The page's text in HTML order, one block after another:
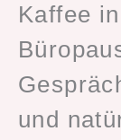
Kaffee
und